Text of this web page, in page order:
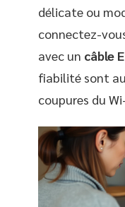
délicate ou
connectez-
avec un câble
fiabilité sont
coupures du